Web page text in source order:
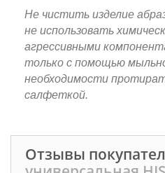
Не чистить изделие
не использовать
агрессивными
только с помощью
необходимости
салфеткой.
Отзывы